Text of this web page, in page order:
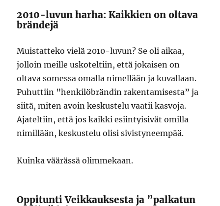
2010-luvun harha: Kaikkien on oltava
brändejä
Muistatteko vielä 2010-luvun? Se oli aikaa,
jolloin meille uskoteltiin, että jokaisen on
oltava somessa omalla nimellään ja kuvallaan.
Puhuttiin ”henkilöbrändin rakentamisesta” ja
siitä, miten avoin keskustelu vaatii kasvoja.
Ajateltiin, että jos kaikki esiintyisivät omilla
nimillään, keskustelu olisi sivistyneempää.
Kuinka väärässä olimmekaan.
Oppitunti Veikkauksesta ja ”palkatun